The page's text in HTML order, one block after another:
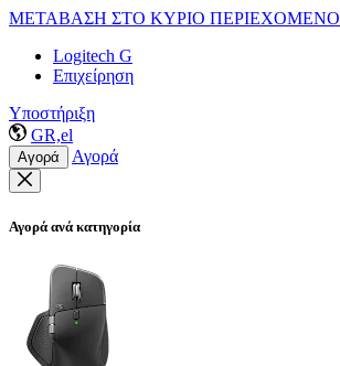
ΜΕΤΑΒΑΣΗ ΣΤΟ ΚΥΡΙΟ ΠΕΡΙΕΧΟΜΕΝΟ
Logitech G
Επιχείρηση
Υποστήριξη
GR,el
Αγορά Αγορά
Αγορά ανά κατηγορία